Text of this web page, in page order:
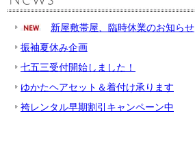
新屋敷帯屋、臨時休業のお知らせ
振袖夏休み企画
七五三受付開始しました！
ゆかたヘアセット＆着付け承ります
袴レンタル早期割引キャンペーン中